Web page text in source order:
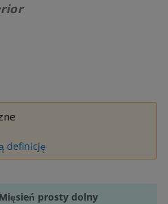
definicję
Mięsień prosty dolny